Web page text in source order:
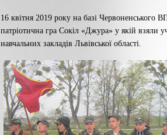
16 квітня 2019 року на базі Червоненського
патріотична гра Сокіл «Джура» у якій взяли
навчальних закладів Львівської області.